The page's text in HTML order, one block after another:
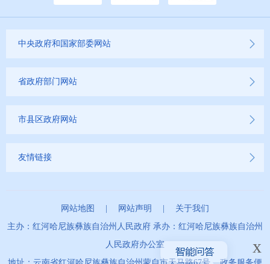
中央政府和国家部委网站
省政府部门网站
市县区政府网站
友情链接
网站地图 网站声明
关于我们
主办：红河哈尼族彝族自治州人民政府 承办：红河哈尼族彝族自治州
人民政府办公室
x